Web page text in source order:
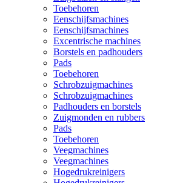
Toebehoren
Eenschijfsmachines
Eenschijfsmachines
Excentrische machines
Borstels en padhouders
Pads
Toebehoren
Schrobzuigmachines
Schrobzuigmachines
Padhouders en borstels
Zuigmonden en rubbers
Pads
Toebehoren
Veegmachines
Veegmachines
Hogedrukreinigers